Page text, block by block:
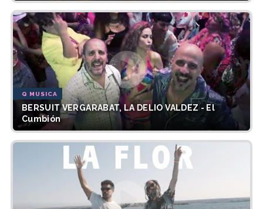
Q MUSICA
BERSUIT VERGARABAT, LA DELIO VALDEZ - El
Cumbión